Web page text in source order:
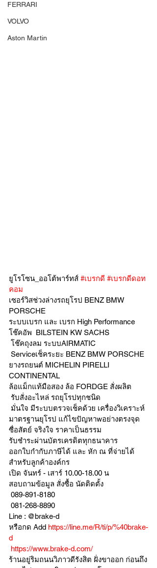
FERRARI
VOLVO
Aston Martin
ยูโรโซน_ออโต้พาร์ทส์ #เบรกดี #เบรกดีดอท
คอม
เซอร์วิสช่วงล่างรถยุโรป BENZ BMW
PORSCHE
ระบบเบรก และ เบรก High Performance
โช๊คอัพ  BILSTEIN KW SACHS
โช๊คถุงลม ระบบAIRMATIC
Serviceเช็คระยะ BENZ BMW PORSCHE
ยางรถยนต์ MICHELIN PIRELLI
CONTINENTAL
ล้อแม็กแท้มือสอง ล้อ FORDGE สั่งผลิต
รับสั่งอะไหล่ รถยุโรปทุกชนิด
มาตรฐานยุโรป แก้ไขปัญหาwอย่างตรงจุด
ซื่อสัตย์ จริงใจ ราคาเป็นธรรม
รับชำระผ่านบัตรเครดิตทุกธนาคาร
ออกใบกำกับภาษีได้ และ หัก ณ ที่จ่ายได้
สำหรับลูกค้าองค์กร
เปิด จันทร์ - เสาร์ 10.00-18.00 น
สอบถามข้อมูล สั่งซื้อ นัดติดตั้ง
089-891-8180
081-268-8890
Line : @brake-d
หรือกด Add https://line.me/R/ti/p/%40brake-
d
https://www.brake-d.com/
ร้านอยู่ริมถนนวิภาวดีรังสิต ฝั่งขาออก ก่อนถึง